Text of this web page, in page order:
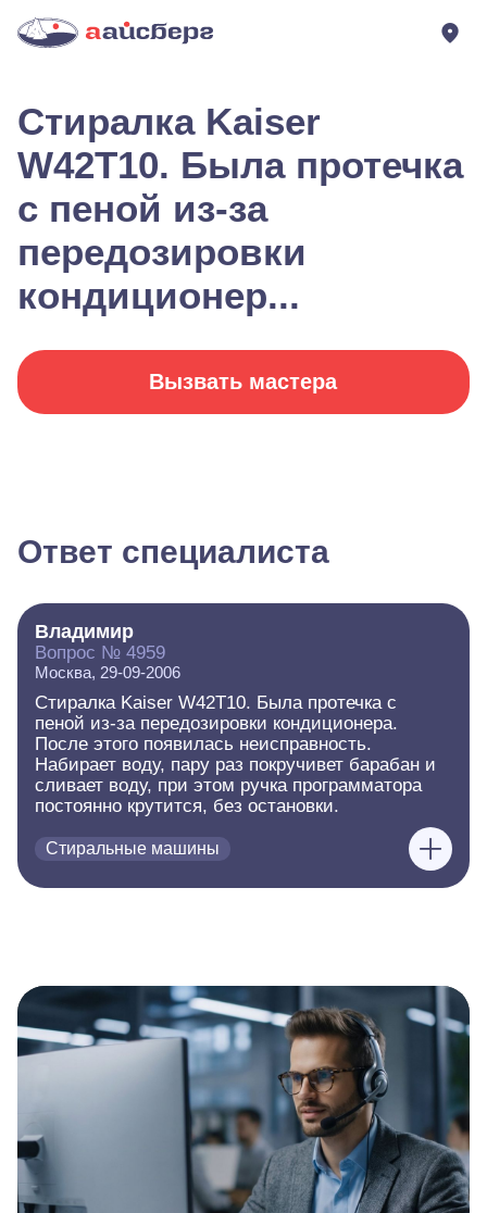
Стиралка Kaiser
W42T10. Была протечка
с пеной из-за
передозировки
кондиционер...
Вызвать мастера
Ответ специалиста
Владимир
Вопрос № 4959
Москва, 29-09-2006
Стиралка Kaiser W42T10. Была протечка с
пеной из-за передозировки кондиционера.
После этого появилась неисправность.
Набирает воду, пару раз покручивет барабан и
сливает воду, при этом ручка программатора
постоянно крутится, без остановки.
Стиральные машины